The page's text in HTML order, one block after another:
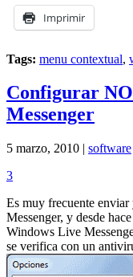
Imprimir
Tags: menu contextual,
Configurar
Messenger
5 marzo, 2010 | software
3
Es muy frecuente
Messenger, y desde
Windows Live
se verifica con un